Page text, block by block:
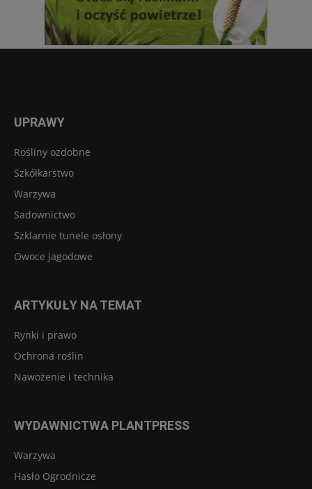
UPRAWY
Rośliny ozdobne
Szkółkarstwo
Warzywa
Sadownictwo
Szklarnie tunele osłony
Owoce jagodowe
ARTYKUŁY NA TEMAT
Rynki i prawo
Ochrona roślin
Nawożenie i technika
WYDAWNICTWA PLANTPRESS
Warzywa
Hasło Ogrodnicze